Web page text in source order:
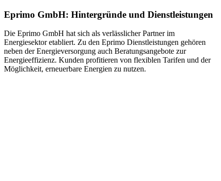
Eprimo GmbH: Hintergründe und Dienstleistungen
Die Eprimo GmbH hat sich als verlässlicher Partner im
Energiesektor etabliert. Zu den Eprimo Dienstleistungen gehören
neben der Energieversorgung auch Beratungsangebote zur
Energieeffizienz. Kunden profitieren von flexiblen Tarifen und der
Möglichkeit, erneuerbare Energien zu nutzen.